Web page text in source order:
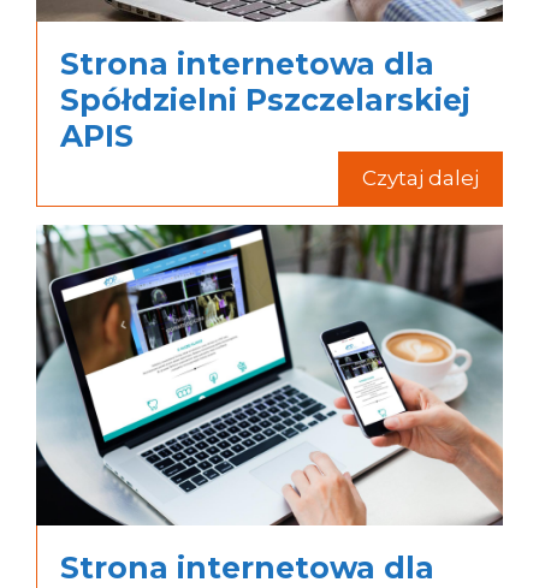
Strona internetowa dla
Spółdzielni Pszczelarskiej
APIS
Czytaj dalej
Strona internetowa dla